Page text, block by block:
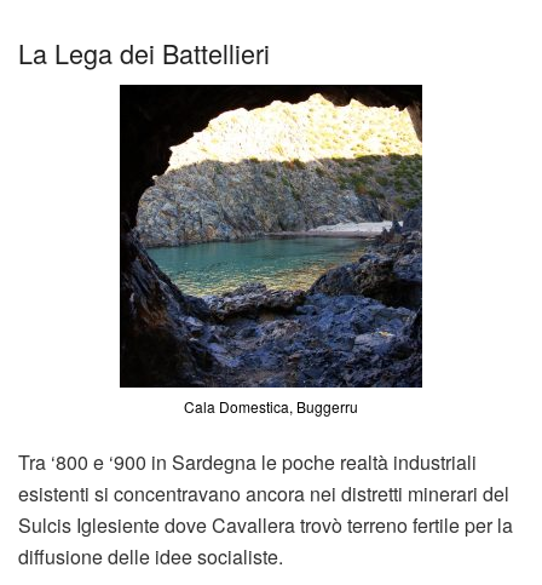
La Lega dei Battellieri
Cala Domestica, Buggerru
Tra ‘800 e ‘900 in Sardegna le poche realtà industriali
esistenti si concentravano ancora nei distretti minerari del
Sulcis Iglesiente dove Cavallera trovò terreno fertile per la
diffusione delle idee socialiste.